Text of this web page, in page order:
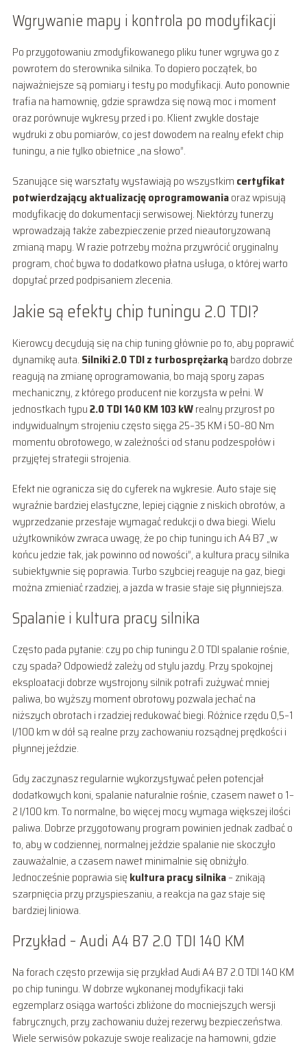
Wgrywanie mapy i kontrola po modyfikacji
Po przygotowaniu zmodyfikowanego pliku tuner wgrywa go z
powrotem do sterownika silnika. To dopiero początek, bo
najważniejsze są pomiary i testy po modyfikacji. Auto ponownie
trafia na hamownię, gdzie sprawdza się nową moc i moment
oraz porównuje wykresy przed i po. Klient zwykle dostaje
wydruki z obu pomiarów, co jest dowodem na realny efekt chip
tuningu, a nie tylko obietnice „na słowo”.
Szanujące się warsztaty wystawiają po wszystkim certyfikat
potwierdzający aktualizację oprogramowaniaoraz wpisują
modyfikację do dokumentacji serwisowej. Niektórzy tunerzy
wprowadzają także zabezpieczenie przed nieautoryzowaną
zmianą mapy. W razie potrzeby można przywrócić oryginalny
program, choć bywa to dodatkowo płatna usługa, o której warto
dopytać przed podpisaniem zlecenia.
Jakie są efekty chip tuningu 2.0 TDI?
Kierowcy decydują się na chip tuning głównie po to, aby poprawić
dynamikę auta. Silniki 2.0 TDI z turbosprężarkąbardzo dobrze
reagują na zmianę oprogramowania, bo mają spory zapas
mechaniczny, z którego producent nie korzysta w pełni. W
jednostkach typu2.0 TDI 140 KM 103 kWrealny przyrost po
indywidualnym strojeniu często sięga 25–35 KM i 50–80 Nm
momentu obrotowego, w zależności od stanu podzespołów i
przyjętej strategii strojenia.
Efekt nie ogranicza się do cyferek na wykresie. Auto staje się
wyraźnie bardziej elastyczne, lepiej ciągnie z niskich obrotów, a
wyprzedzanie przestaje wymagać redukcji o dwa biegi. Wielu
użytkowników zwraca uwagę, że po chip tuningu ich A4 B7 „w
końcu jedzie tak, jak powinno od nowości”, a kultura pracy silnika
subiektywnie się poprawia. Turbo szybciej reaguje na gaz, biegi
można zmieniać rzadziej, a jazda w trasie staje się płynniejsza.
Spalanie i kultura pracy silnika
Często pada pytanie: czy po chip tuningu 2.0 TDI spalanie rośnie,
czy spada? Odpowiedź zależy od stylu jazdy. Przy spokojnej
eksploatacji dobrze wystrojony silnik potrafi zużywać mniej
paliwa, bo wyższy moment obrotowy pozwala jechać na
niższych obrotach i rzadziej redukować biegi. Różnice rzędu 0,5–1
l/100 km w dół są realne przy zachowaniu rozsądnej prędkości i
płynnej jeździe.
Gdy zaczynasz regularnie wykorzystywać pełen potencjał
dodatkowych koni, spalanie naturalnie rośnie, czasem nawet o 1–
2 l/100 km. To normalne, bo więcej mocy wymaga większej ilości
paliwa. Dobrze przygotowany program powinien jednak zadbać o
to, aby w codziennej, normalnej jeździe spalanie nie skoczyło
zauważalnie, a czasem nawet minimalnie się obniżyło.
Jednocześnie poprawia się kultura pracy silnika– znikają
szarpnięcia przy przyspieszaniu, a reakcja na gaz staje się
bardziej liniowa.
Przykład – Audi A4 B7 2.0 TDI 140 KM
Na forach często przewija się przykład Audi A4 B7 2.0 TDI 140 KM
po chip tuningu. W dobrze wykonanej modyfikacji taki
egzemplarz osiąga wartości zbliżone do mocniejszych wersji
fabrycznych, przy zachowaniu dużej rezerwy bezpieczeństwa.
Wiele serwisów pokazuje swoje realizacje na hamowni, gdzie